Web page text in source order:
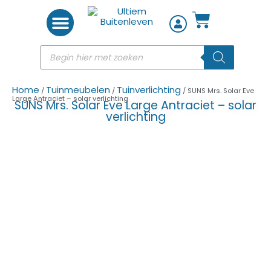
Home / Tuinmeubelen / Tuinverlichting / SUNS Mrs. Solar Eve
Large Antraciet – solar verlichting
SUNS Mrs. Solar Eve Large Antraciet – solar
verlichting